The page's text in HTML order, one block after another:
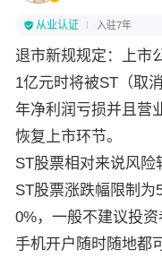
从业认证 入驻7年
退市新规规定：上市
1亿元时将被ST（取
年净利润亏损并且营
恢复上市环节。
ST股票相对来说风险
ST股票涨跌幅限制
0%，一般不建议投资
手机开户随时随地都